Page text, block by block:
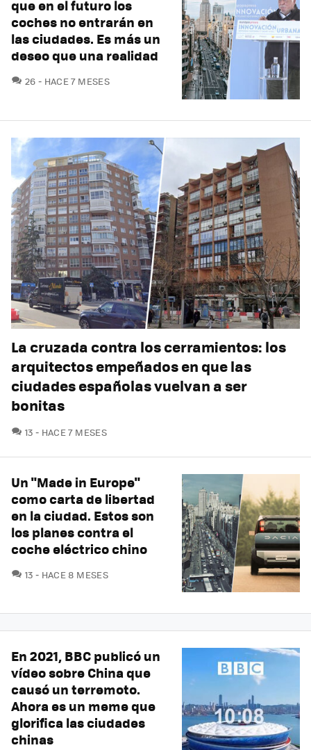
que en el futuro los
coches no entrarán en
las ciudades. Es más un
deseo que una realidad
26 COMENTARIOS
HACE 7 MESES
La cruzada contra los cerramientos: los
arquitectos empeñados en que las
ciudades españolas vuelvan a ser
bonitas
13 COMENTARIOS
HACE 7 MESES
Un "Made in Europe"
como carta de libertad
en la ciudad. Estos son
los planes contra el
coche eléctrico chino
13 COMENTARIOS
HACE 8 MESES
En 2021, BBC publicó un
vídeo sobre China que
causó un terremoto.
Ahora es un meme que
glorifica las ciudades
chinas